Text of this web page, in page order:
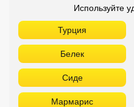
Используйте
Турция
Белек
Сиде
Мармарис